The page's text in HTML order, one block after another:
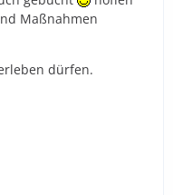
Maßnahmen
dürfen.